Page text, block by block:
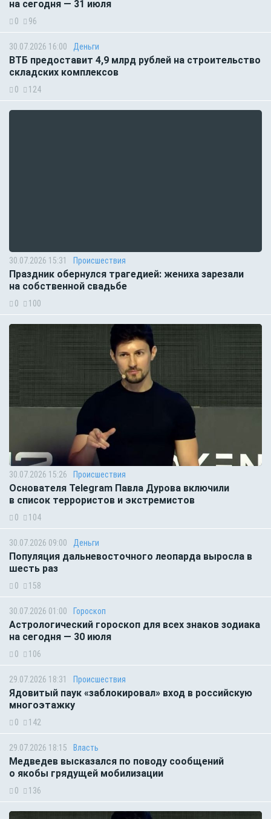
на сегодня — 31 июля
0 96
30.07.2026 16:00 Деньги
ВТБ предоставит 4,9 млрд рублей на строительство
складских комплексов
0 124
30.07.2026 15:31 Происшествия
Праздник обернулся трагедией: жениха зарезали
на собственной свадьбе
0 100
30.07.2026 15:26 Происшествия
Основателя Telegram Павла Дурова включили
в список террористов и экстремистов
0 104
30.07.2026 09:00 Деньги
Популяция дальневосточного леопарда выросла в
шесть раз
0 158
30.07.2026 01:00 Гороскоп
Астрологический гороскоп для всех знаков зодиака
на сегодня — 30 июля
0 106
29.07.2026 18:31 Происшествия
Ядовитый паук «заблокировал» вход в российскую
многоэтажку
0 142
29.07.2026 18:15 Власть
Медведев высказался по поводу сообщений
о якобы грядущей мобилизации
0 136